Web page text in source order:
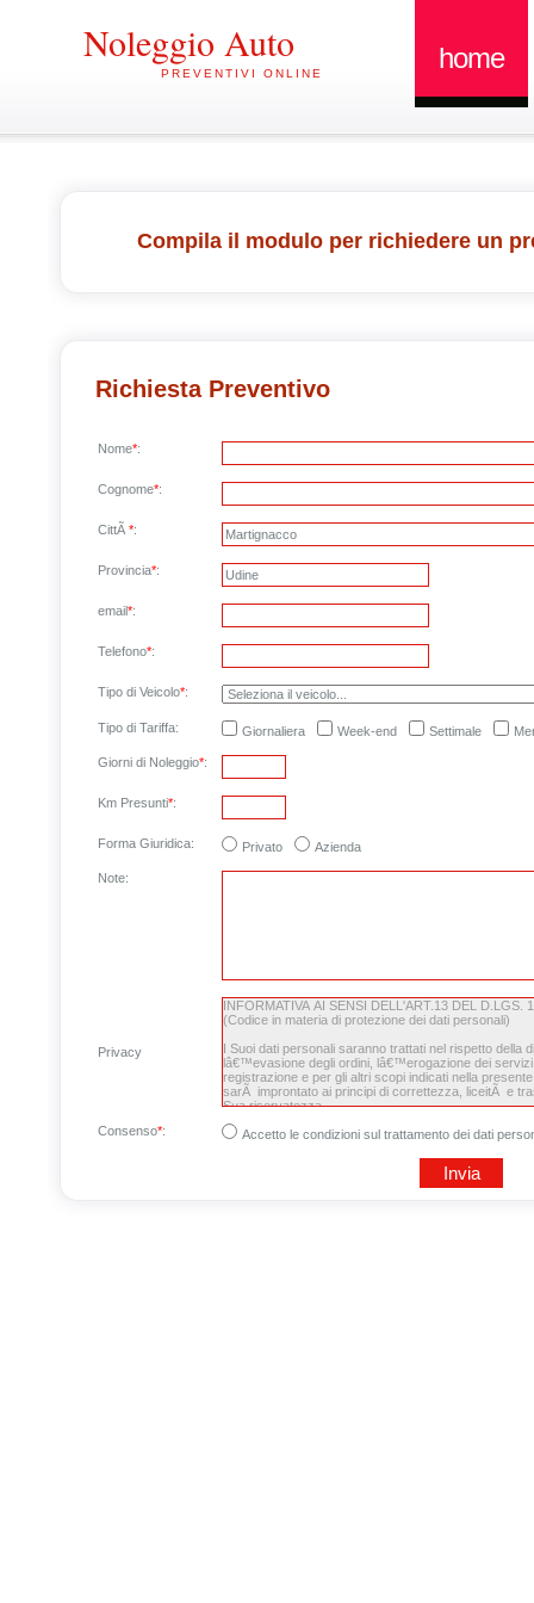
Noleggio Auto
PREVENTIVI ONLINE home
Compila il modulo per richiedere un
Richiesta Preventivo
Nome*:
Cognome*:
CittÃ *:
Provincia*:
email*:
Telefono*:
Tipo di Veicolo*:
Tipo di Tariffa: Giornaliera Week-end Settimale
Giorni di Noleggio*:
Km Presunti*:
Forma Giuridica: Privato Azienda
Note:
Privacy
Consenso*: Accetto le condizioni sul trattamento dei dati